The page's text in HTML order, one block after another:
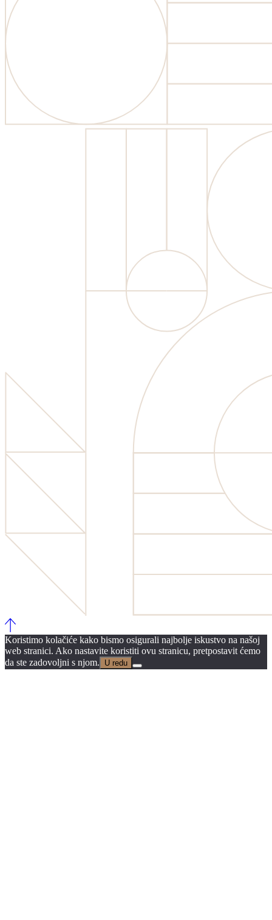
Koristimo kolačiće kako bismo osigurali najbolje iskustvo na našoj
web stranici. Ako nastavite koristiti ovu stranicu, pretpostavit ćemo
da ste zadovoljni s njom.
U redu